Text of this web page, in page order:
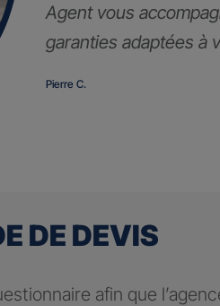
Agent vous
garanties adaptées à
Pierre C.
DE DEVIS
afin que